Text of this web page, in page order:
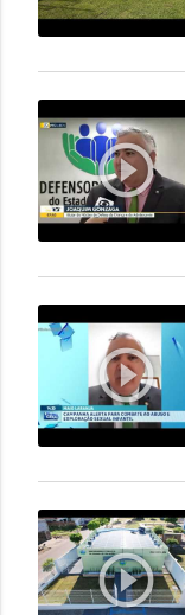
play_circle_outline
play_circle_outline
play_circle_outline